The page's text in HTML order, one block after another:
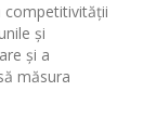
competitivității
și
și a
măsura